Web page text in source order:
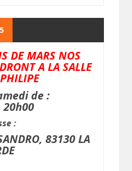
DE MARS NOS
A LA SALLE
de :
20h00
:
83130 LA